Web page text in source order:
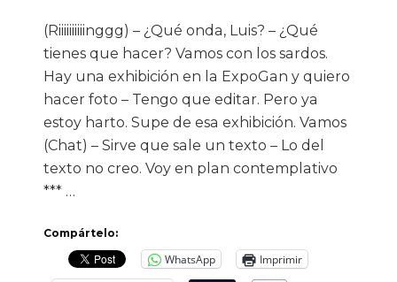
(Riiiiiiiiiinggg) – ¿Qué onda, Luis? – ¿Qué
tienes que hacer? Vamos con los sardos.
Hay una exhibición en la ExpoGan y quiero
hacer foto – Tengo que editar. Pero ya
estoy harto. Supe de esa exhibición. Vamos
(Chat) – Sirve que sale un texto – Lo del
texto no creo. Voy en plan contemplativo
*** …
Compártelo:
WhatsApp
Imprimir